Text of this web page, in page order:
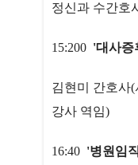
정신과 수간호
15:200 '대사증
김현미 간호사
강사 역임)
16:40 '병원임